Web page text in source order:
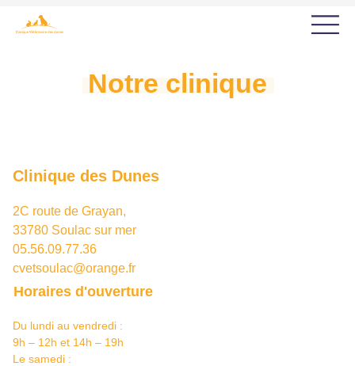
Notre clinique
Clinique des Dunes
2C route de Grayan,
33780 Soulac sur mer
05.56.09.77.36
cvetsoulac@orange.fr
Horaires d'ouverture
Du lundi au vendredi :
9h – 12h et 14h – 19h
Le samedi :